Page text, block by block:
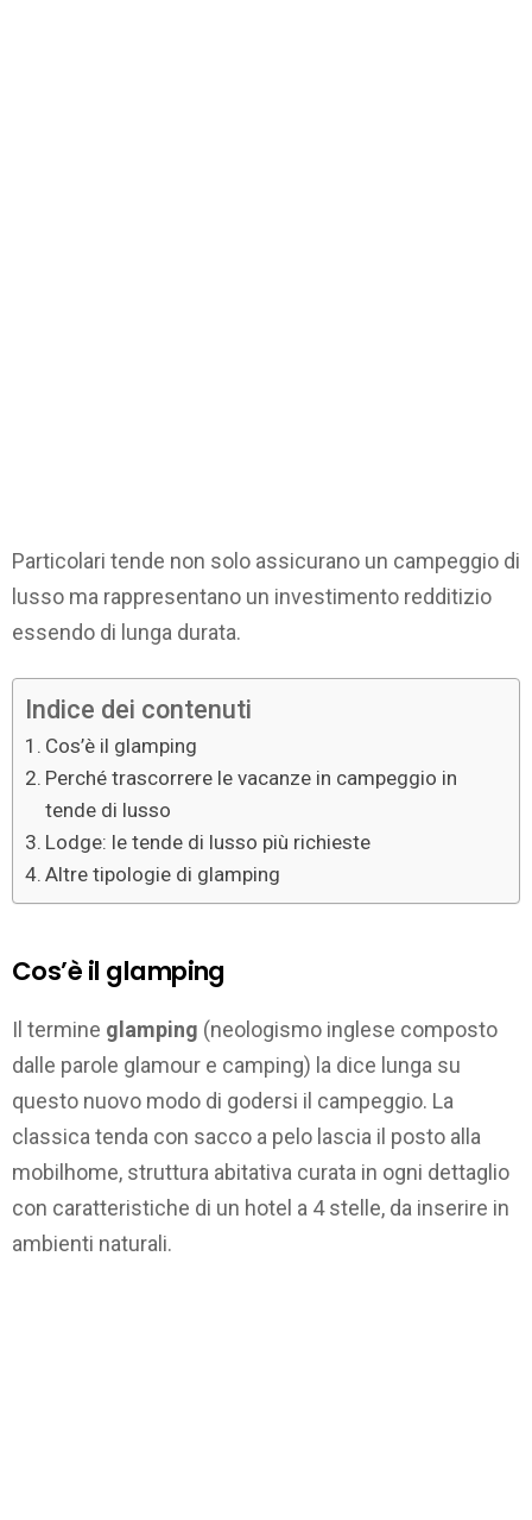
Particolari tende non solo assicurano un campeggio di
lusso ma rappresentano un investimento redditizio
essendo di lunga durata.
Indice dei contenuti
Cos’è il glamping
Perché trascorrere le vacanze in campeggio in
tende di lusso
Lodge: le tende di lusso più richieste
Altre tipologie di glamping
Cos’è il glamping
Il termine glamping (neologismo inglese composto
dalle parole glamour e camping) la dice lunga su
questo nuovo modo di godersi il campeggio. La
classica tenda con sacco a pelo lascia il posto alla
mobilhome, struttura abitativa curata in ogni dettaglio
con caratteristiche di un hotel a 4 stelle, da inserire in
ambienti naturali.